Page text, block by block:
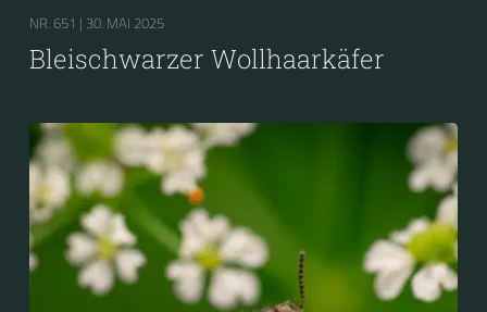
NR. 651 | 30. MAI 2025
Bleischwarzer Wollhaarkäfer